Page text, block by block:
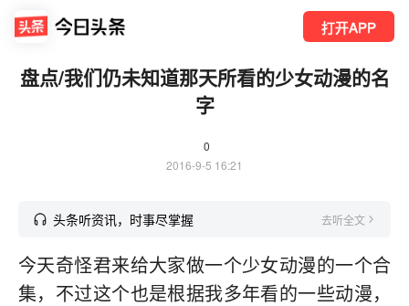
打开APP
盘点/我们仍未知道那天所看的少女动漫的名
字
0
2016-9-5 16:21
头条听资讯，时事尽掌握 去听全文
今天奇怪君来给大家做一个少女动漫的一个合
集，不过这个也是根据我多年看的一些动漫，